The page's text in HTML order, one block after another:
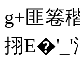
g+匪箞
挧E�'_'